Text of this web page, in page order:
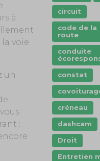
à
voie
un
:
circuit
code de la
route
conduite
constat
créneau
dashcam
Droit
Entretien